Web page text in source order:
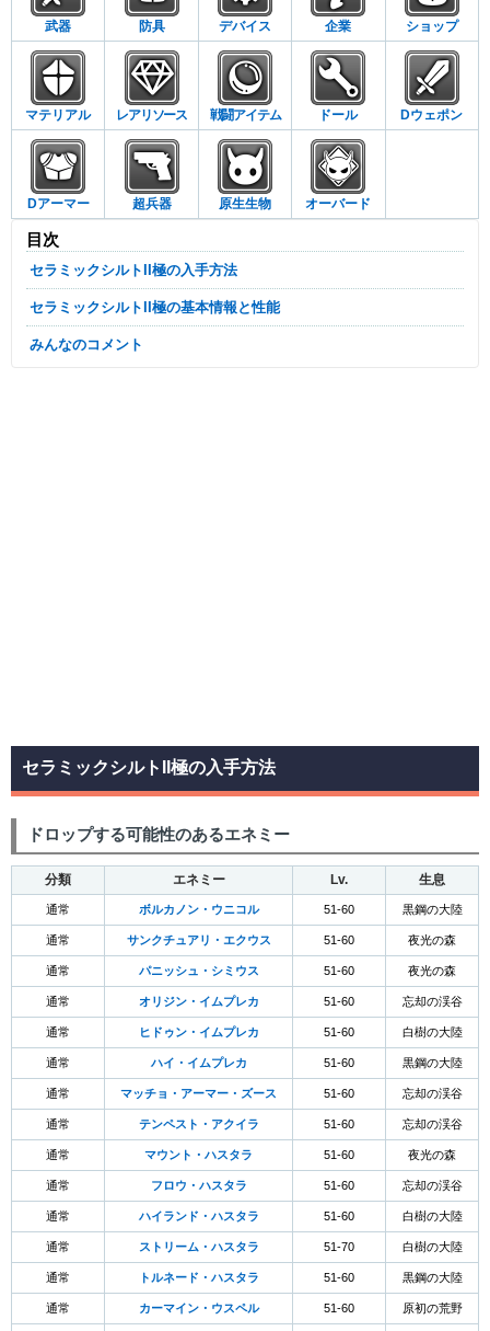
武器 防具 デバイス 企業 ショップ
マテリアル レアリソース 戦闘アイテム ドール Dウェポン
Dアーマー 超兵器 原生生物 オーバード
目次
セラミックシルトII極の入手方法
セラミックシルトII極の基本情報と性能
みんなのコメント
セラミックシルトII極の入手方法
ドロップする可能性のあるエネミー
分類 エネミー Lv. 生息
通常 ボルカノン・ウニコル 51-60 黒鋼の大陸
通常 サンクチュアリ・エクウス 51-60 夜光の森
通常 パニッシュ・シミウス 51-60 夜光の森
通常 オリジン・イムプレカ 51-60 忘却の渓谷
通常 ヒドゥン・イムプレカ 51-60 白樹の大陸
通常 ハイ・イムプレカ 51-60 黒鋼の大陸
通常 マッチョ・アーマー・ズース 51-60 忘却の渓谷
通常 テンペスト・アクイラ 51-60 忘却の渓谷
通常 マウント・ハスタラ 51-60 夜光の森
通常 フロウ・ハスタラ 51-60 忘却の渓谷
通常 ハイランド・ハスタラ 51-60 白樹の大陸
通常 ストリーム・ハスタラ 51-70 白樹の大陸
通常 トルネード・ハスタラ 51-60 黒鋼の大陸
通常 カーマイン・ウスペル 51-60 原初の荒野